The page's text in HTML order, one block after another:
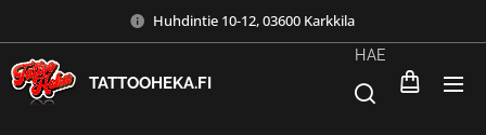
Huhdintie 10-12, 03600 Karkkila
TATTOOHEKA.FI
HAE